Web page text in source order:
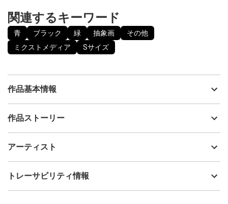
関連するキーワード
青 ブラック 緑 抽象画
その他
ミクストメディア
Sサイズ
作品基本情報
出品者
制作年
ミクストメディア
作品ストーリー
石のような質感を纏った材でした。
鑑賞いただく時間や気候により見える顔が変わり、見る度に新た
アーティスト
yaccka
フォローする
トレーサビリティ情報